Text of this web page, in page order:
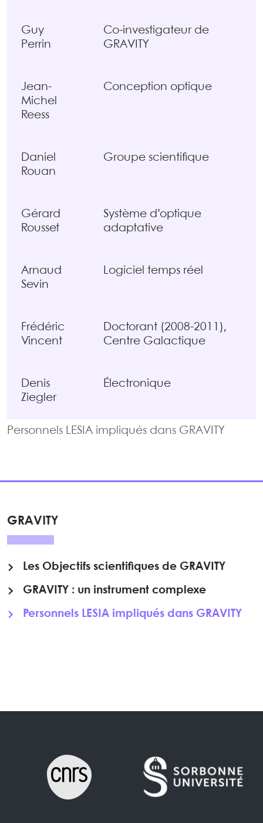
Personnels LESIA impliqués dans GRAVITY
Guy
Perrin
Co-investigateur de
GRAVITY
Jean-
Michel
Reess
Conception optique
Daniel
Rouan
Groupe scientifique
Gérard
Rousset
Système d’optique
adaptative
Arnaud
Sevin
Logiciel temps réel
Frédéric
Vincent
Doctorant (2008-2011),
Centre Galactique
Denis
Ziegler
Électronique
GRAVITY
Les Objectifs scientifiques de GRAVITY
GRAVITY : un instrument complexe
Personnels LESIA impliqués dans GRAVITY